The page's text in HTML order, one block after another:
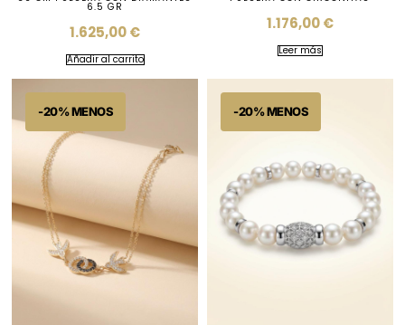
6.5 GR
1.625,00€
Añadir al carrito
1.176,00€
Leer más